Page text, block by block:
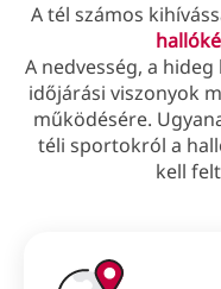
A tél számos
A nedvesség, a
időjárási viszonyok
működésére.
téli sportokról a
kell